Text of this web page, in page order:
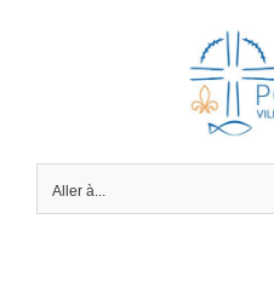
Aller à...